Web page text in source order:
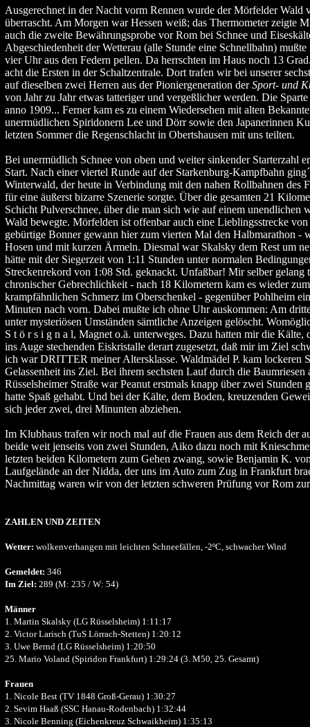
Ausgerechnet in der Nacht vorm Rennen wurde der Mörfelder Wald
überrascht. Am Morgen war Hessen weiß; das Thermometer zeigte
auch die zweite Bewährungsprobe vor Rom bei Schnee und
Abgeschiedenheit der Wetterau (alle Stunde eine Schnellbahn)
vier Uhr aus den Federn pellen. Da herrschten im Haus noch 13
acht die Ersten in der Schaltzentrale. Dort trafen wir bei unserer
auf dieselben zwei Herren aus der Pioniergeneration derSport- und
von Jahr zu Jahr etwas tatteriger und vergeßlicher werden. Die
anno 1909... Ferner kam es zu einem Wiedersehen mit alten
unermüdlichen Spiridonern Lee und Dörr sowie den Japanerinnen
letzten Sommer die Regenschlacht in Obertshausen mit uns teilten.
Bei unermüdlich Schnee von oben und weiter sinkender Starterzahl
Start. Nach einer viertel Runde auf der Starkenburg-Kampfbahn
Winterwald, der heute in Verbindung mit den nahen Rollbahnen des
für eine äußerst bizarre Szenerie sorgte. Über die gesamten 21
Schicht Pulverschnee, über die man sich wie auf einem unendlichen
Wald bewegte. Mörfelden ist offenbar auch eine Lieblingsstrecke
gebürtige Bonner gewann hier zum vierten Mal den Halbmarathon -
Hosen und mit kurzen Ärmeln. Diesmal war Skalsky dem Rest um
hätte mit der Siegerzeit von 1:11 Stunden unter normalen
Streckenrekord von 1:08 Std. geknackt. Unfaßbar! Mir selber gelang
chronischer Gebrechlichkeit - nach 18 Kilometern kam es wieder
krampfähnlichen Schmerz im Oberschenkel - gegenüber Pohlheim
Minuten nach vorn. Dabei mußte ich ohne Uhr auskommen: Am
unter mysteriösen Umständen sämtliche Anzeigen gelöscht.
S t ö r s i g n a l, Magnet o.ä. unterweges. Dazu hatten mir die Kälte,
ins Auge stechenden Eiskristalle derart zugesetzt, daß mir im Ziel
ich war DRITTER meiner Altersklasse. Waldmädel P. kam lockeren
Gelassenheit ins Ziel. Bei ihrem sechsten Lauf durch die Baumriesen
Rüsselsheimer Straße war Peanut erstmals knapp über zwei Stunden
hatte Spaß gehabt. Und bei der Kälte, dem Boden, kreuzenden
sich jeder zwei, drei Minunten abziehen.
Im Klubhaus trafen wir noch mal auf die Frauen aus dem Reich der
beide weit jenseits von zwei Stunden, Aiko dazu noch mit
letzten beiden Kilometern zum Gehen zwang, sowie Benjamin K.
Laufgelände an der Nidda, der uns im Auto zum Zug in Frankfurt
Nachmittag waren wir von der letzten schweren Prüfung vor Rom
ZAHLEN UND ZEITEN
Wetter: wolkenverhangen mit leichten Schneefällen, -2ºC, schwacher Wind
Gemeldet: 346
Im Ziel: 289 (M: 235 / W: 54)
Männer
1. Martin Skalsky (LG Rüsselsheim) 1:11:17
2. Victor Larisch (TuS Lörrach-Stetten) 1:20:12
3. Uwe Bernd (LG Rüsselsheim) 1:20:50
25. Mario Voland (Spiridon Frankfurt) 1:29:24 (3. M50, 25. Gesamt)
Frauen
1. Nicole Best (TV 1848 Groß-Gerau) 1:30:27
2. Sevim Haaß (SSC Hanau-Rodenbach) 1:32:44
3. Nicole Benning (Eichenkreuz Schwaikheim) 1:35:13